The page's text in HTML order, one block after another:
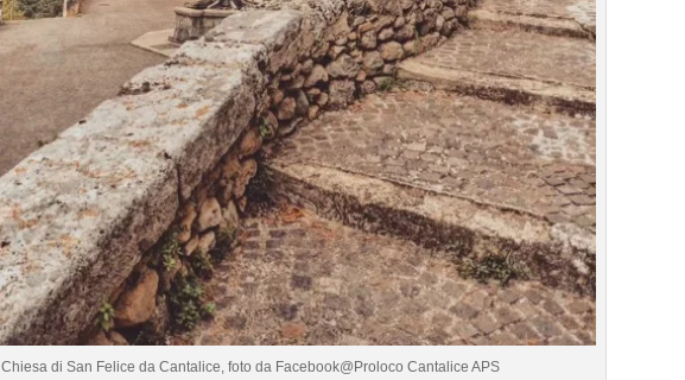
Chiesa di San Felice da Cantalice, foto da Facebook@Proloco Cantalice APS